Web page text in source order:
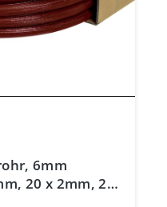
6mm
20 x 2mm, 26